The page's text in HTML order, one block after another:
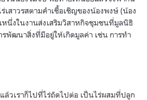
เสาวรสตามคำเชื้อเชิญของน้องพงษ์ (น้อง
นึ่งในงานส่งเสริมวิสาหกิจชุมชนที่มูลนิธิ
พัฒนาสิ่งที่มีอยู่ให้เกิดมูลค่า เช่น การทำ
ล้วเราก็ไปที่ไร่ถัดไปต่อ เป็นไร่ผสมที่ปลูก